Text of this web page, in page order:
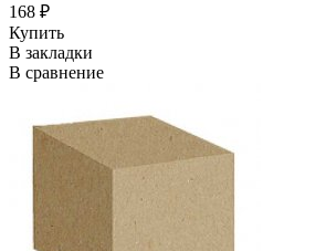
168 ₽
Купить
В закладки
В сравнение